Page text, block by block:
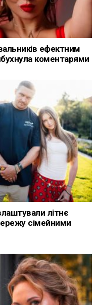
ефектним
коментарями
літнє
сімейними